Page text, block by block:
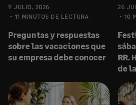
9 JULIO, 2026
11 MINUTOS DE LECTURA
Preguntas y respuestas
sobre las vacaciones que
su empresa debe conocer
26
10
RR.
de